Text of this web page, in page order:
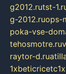
g2012.rutst-
g-2012.ruops-
poka-vse-
tehosmotre.ru
raytor-d.ru